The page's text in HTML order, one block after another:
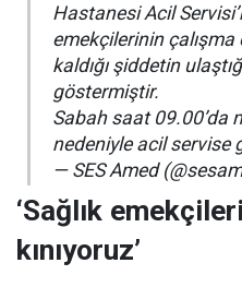
Hastanesi Acil
emekçilerinin çalışma
kaldığı şiddetin
göstermiştir.
Sabah saat 09.00’da
nedeniyle acil servise
— SES Amed
‘Sağlık
kınıyoruz’